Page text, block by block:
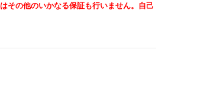
はその他のいかなる保証も行いません。自己